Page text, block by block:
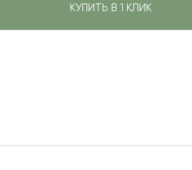
КУПИТЬ В 1 КЛИК